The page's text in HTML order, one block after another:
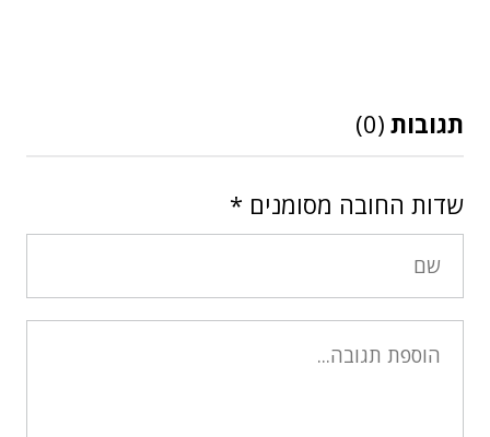
תגובות (0)
שדות החובה מסומנים *